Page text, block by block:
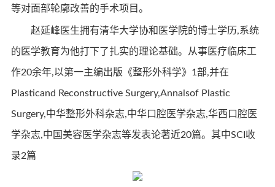
等对面部轮廓改善的手术项目。
赵延峰医生拥有清华大学协和医学院的博士学历,系统
的医学教育为他打下了扎实的理论基础。从事医疗临床工
作20余年,以第一主编出版《整形外科学》1部,并在
Plasticand Reconstructive Surgery,Annalsof Plastic
Surgery,中华整形外科杂志,中华口腔医学杂志,华西口腔医
学杂志,中国美容医学杂志等发表论著近20篇。其中SCI收
录2篇